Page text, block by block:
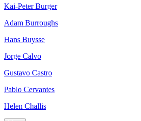
Kai-Peter Burger
Adam Burroughs
Hans Buysse
Jorge Calvo
Gustavo Castro
Pablo Cervantes
Helen Challis